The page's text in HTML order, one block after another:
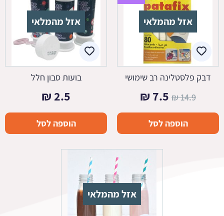
אזל מהמלאי
דבק פלסטלינה רב שימושי
14.9
₪ המחיר
המקורי
היה:
7.5
₪
הנוכחי
הוספה לסל
אזל מהמלאי
בועות סבון חלל
2.5
₪
הוספה לסל
אזל מהמלאי